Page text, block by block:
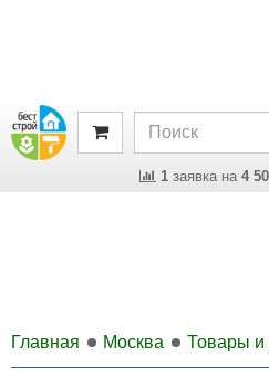
1заявка на 4
Главная Москва Товары и